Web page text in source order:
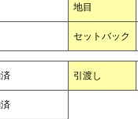
地目
セットバック
引渡し